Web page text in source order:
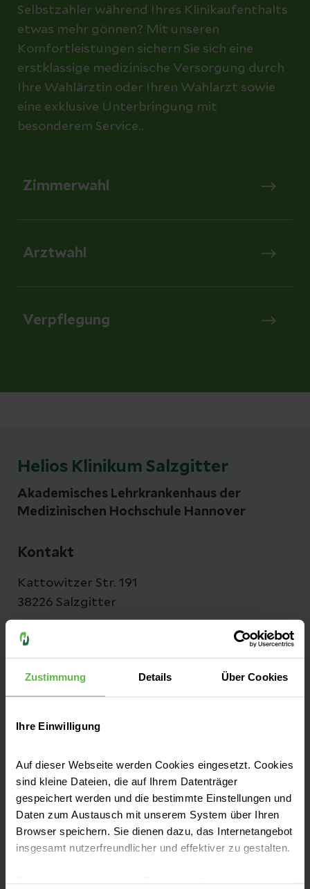
Zustimmung Details Über Cookies
Ihre Einwilligung
Auf dieser Webseite werden Cookies eingesetzt. Cookies
sind kleine Dateien, die auf Ihrem Datenträger
gespeichert werden und die bestimmte Einstellungen und
Daten zum Austausch mit unserem System über Ihren
Browser speichern. Sie dienen dazu, das Internetangebot
insgesamt nutzerfreundlicher und effektiver zu gestalten.
Selbstzahler während Ihres Klinikaufenthalts
etwas mehr gönnen? Mit unseren
Komfortleistungen sichern Sie sich eine
erstklassige medizinische Versorgung durch
Ihre Wahlärztin oder Ihren Wahlarzt sowie
eine exklusive Unterbringung mit
besonderem Service..
Zimmerwahl
Arztwahl
Verpflegung
Helios Klinikum Salzgitter
Akademisches Lehrkrankenhaus der
Medizinischen Hochschule Hannover
Kontakt
Kattowitzer Str. 191
38226 Salzgitter
Anfahrt auf Google Maps
Fax: 05341 835-1515
E-Mail senden